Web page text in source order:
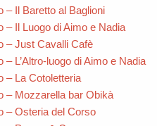
– Il Baretto al Baglioni
– Il Luogo di Aimo e Nadia
– Just Cavalli Cafè
– L’Altro-luogo di Aimo e Nadia
– La Cotoletteria
– Mozzarella bar Obikà
– Osteria del Corso